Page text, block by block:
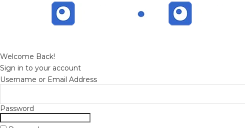
Welcome Back!
Sign in to your account
Username or Email Address
Password